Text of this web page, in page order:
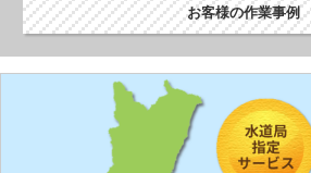
お客様の作業事例